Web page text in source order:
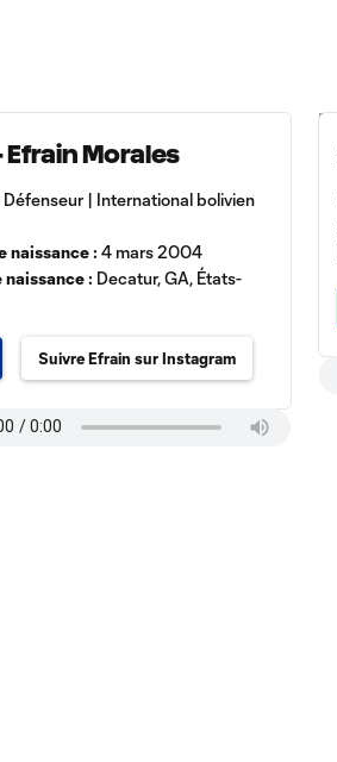
Efrain Morales
Défenseur | International bolivien
naissance : 4 mars 2004
naissance : Decatur, GA, États-
Suivre Efrain sur Instagram